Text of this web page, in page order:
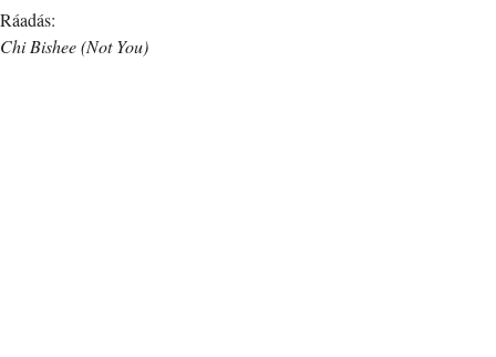
Ráadás:
Chi Bishee (Not You)